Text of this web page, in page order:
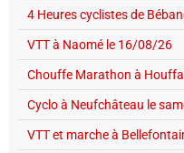
4 Heures cyclistes de
VTT à Naomé le 16/08/26
Chouffe Marathon à
Cyclo à Neufchâteau le
VTT et marche à